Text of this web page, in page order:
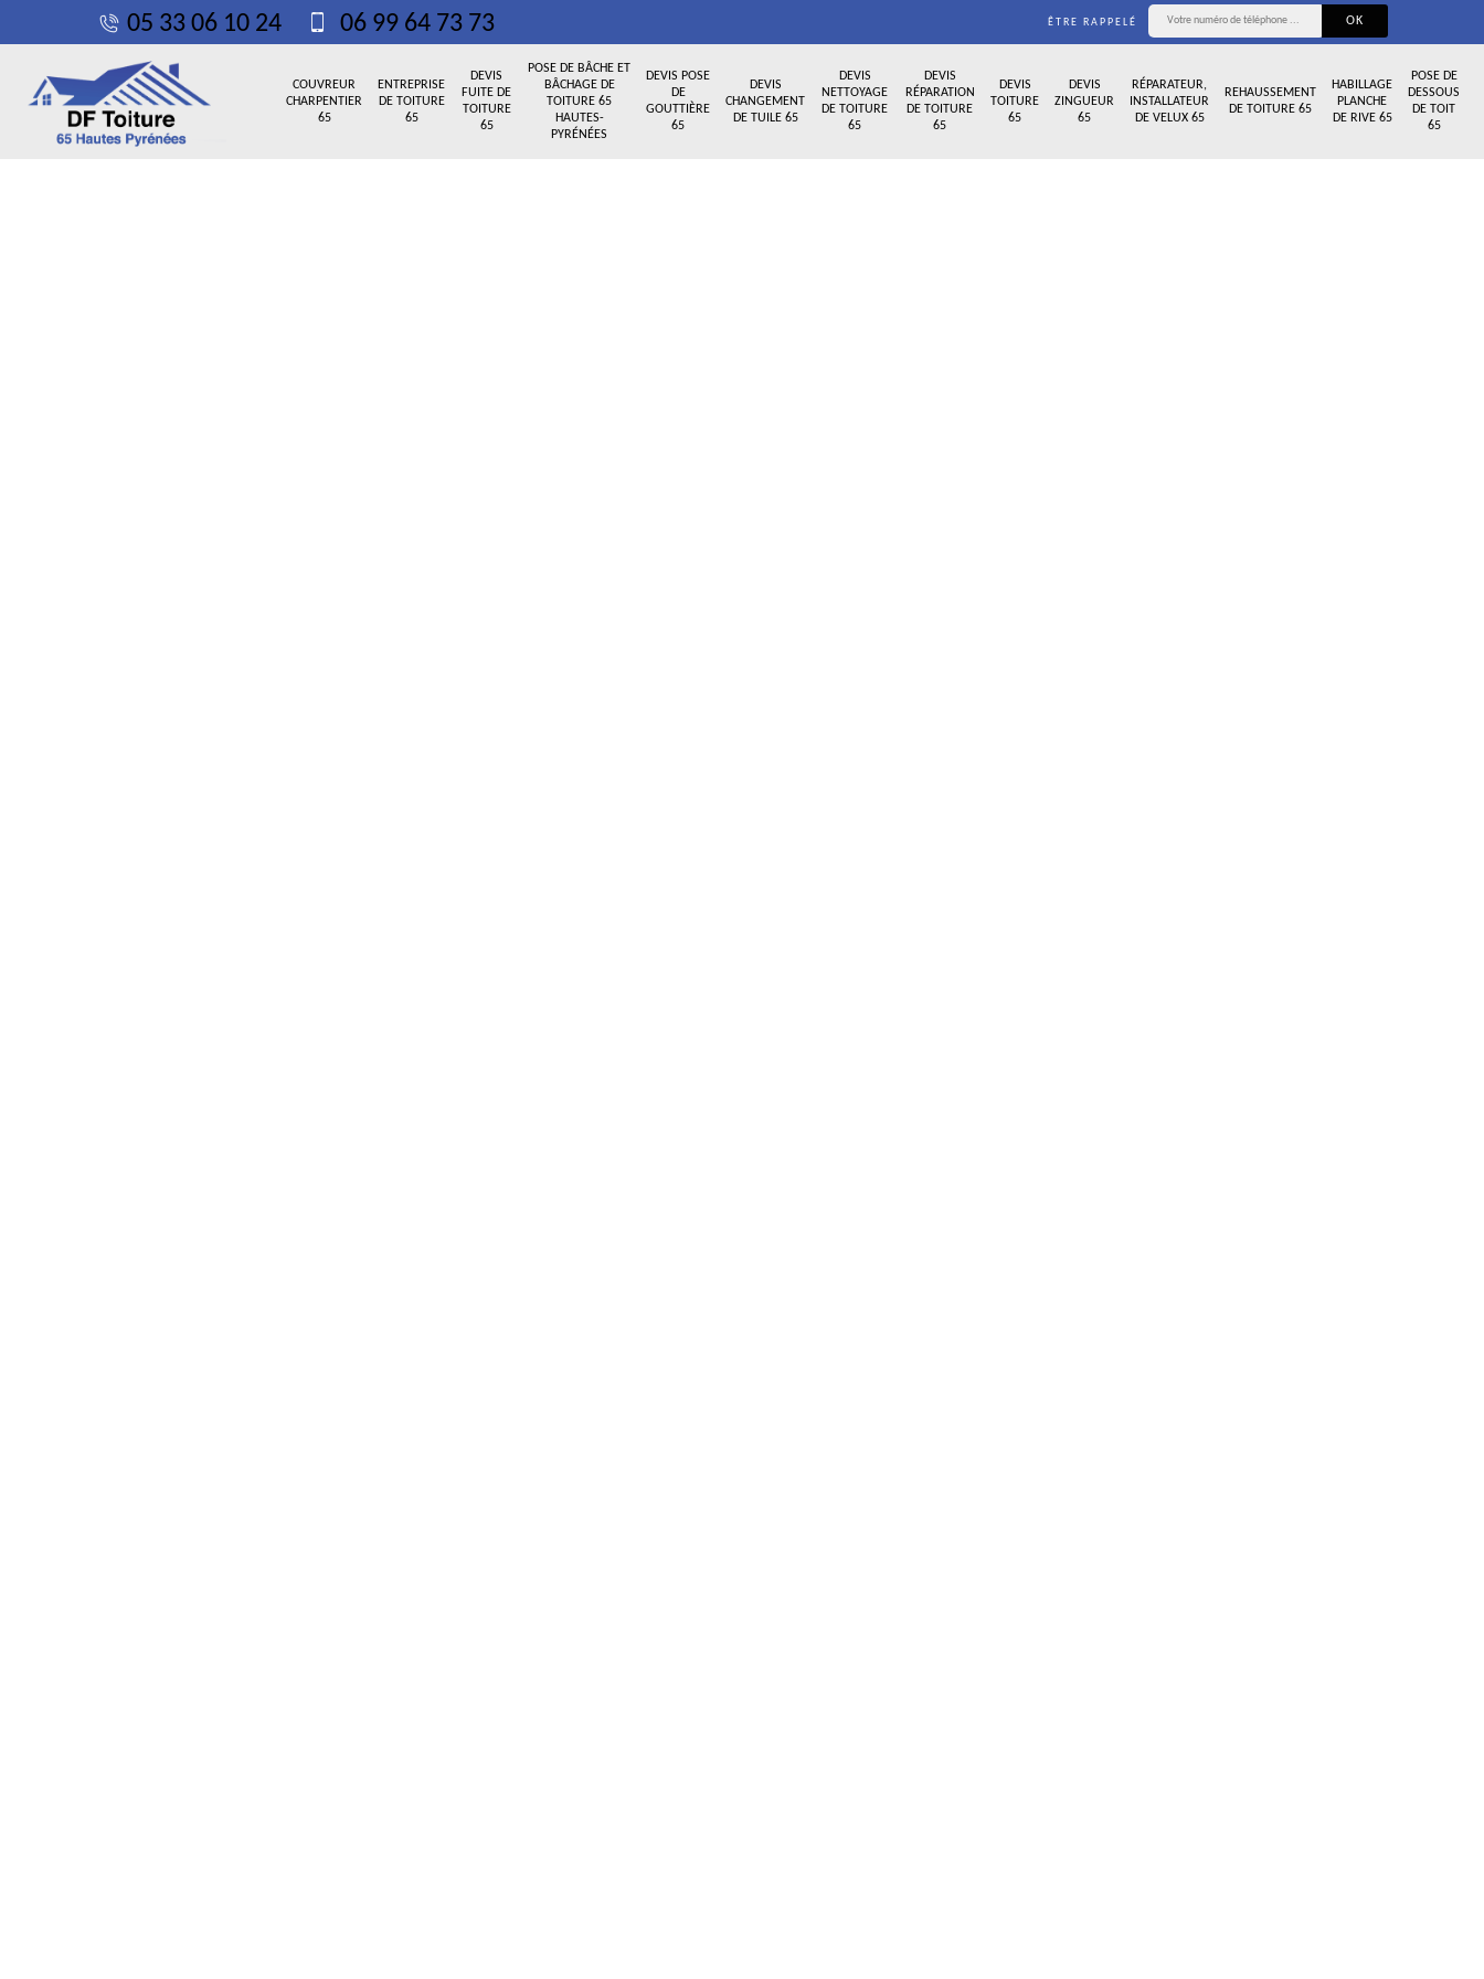
05 33 06 10 24 06 99 64 73 73 ÊTRE RAPPELÉ
COUVREUR
CHARPENTIER
65
ENTREPRISE
DE TOITURE
65
DEVIS
FUITE DE
TOITURE
65
POSE DE BÂCHE ET
BÂCHAGE DE
TOITURE 65
HAUTES-
PYRÉNÉES
DEVIS POSE
DE
GOUTTIÈRE
65
DEVIS
CHANGEMENT
DE TUILE 65
DEVIS
NETTOYAGE
DE TOITURE
65
DEVIS
RÉPARATION
DE TOITURE
65
DEVIS
TOITURE
65
DEVIS
ZINGUEUR
65
RÉPARATEUR,
INSTALLATEUR
DE VELUX 65
REHAUSSEMENT
DE TOITURE 65
HABILLAGE
PLANCHE
DE RIVE 65
POSE DE
DESSOUS
DE TOIT
65